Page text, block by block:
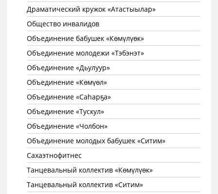
Драматический кружок «Атастыылар»
Общество инвалидов
Объединение бабушек «Көмүлүөк»
Объединение молодежи «Тэбэнэт»
Объединение «Дьулуур»
Объединение «Көмүөл»
Объединение «Саhарҕа»
Объединение «Тускул»
Объединение «Чолбон»
Объединение молодых бабушек «Ситим»
Сахаэтнофитнес
Танцевальный коллектив «Көмүлүөк»
Танцевальный коллектив «Ситим»